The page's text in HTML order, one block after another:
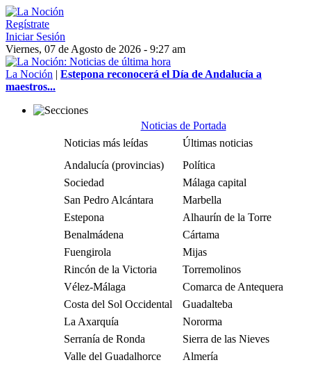
Regístrate
Iniciar Sesión
Viernes, 07 de Agosto de 2026 - 9:27 am
La Noción | Estepona reconocerá el Día de Andalucía a
maestros...
Noticias de Portada
Noticias más leídas
Últimas noticias
Andalucía (provincias)
Política
Sociedad
Málaga capital
San Pedro Alcántara
Marbella
Estepona
Alhaurín de la Torre
Benalmádena
Cártama
Fuengirola
Mijas
Rincón de la Victoria
Torremolinos
Vélez-Málaga
Comarca de Antequera
Costa del Sol Occidental
Guadalteba
La Axarquía
Nororma
Serranía de Ronda
Sierra de las Nieves
Valle del Guadalhorce
Almería